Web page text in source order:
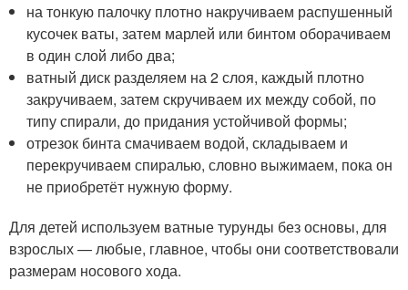
на тонкую палочку плотно накручиваем распушенный
кусочек ваты, затем марлей или бинтом оборачиваем
в один слой либо два;
ватный диск разделяем на 2 слоя, каждый плотно
закручиваем, затем скручиваем их между собой, по
типу спирали, до придания устойчивой формы;
отрезок бинта смачиваем водой, складываем и
перекручиваем спиралью, словно выжимаем, пока он
не приобретёт нужную форму.
Для детей используем ватные турунды без основы, для
взрослых — любые, главное, чтобы они соответствовали
размерам носового хода.